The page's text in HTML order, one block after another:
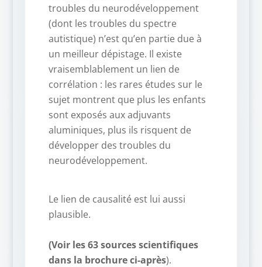
troubles du neurodéveloppement
(dont les troubles du spectre
autistique) n’est qu’en partie due à
un meilleur dépistage. Il existe
vraisemblablement un lien de
corrélation : les rares études sur le
sujet montrent que plus les enfants
sont exposés aux adjuvants
aluminiques, plus ils risquent de
développer des troubles du
neurodéveloppement.
Le lien de causalité est lui aussi
plausible.
(Voir les 63 sources scientifiques
dans la brochure ci-après).